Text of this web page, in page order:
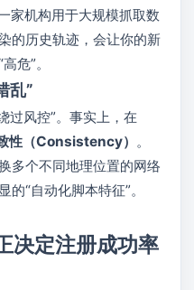
家机构用于大规模抓取数
的历史轨迹，会让你的新
危”。
乱”
过风控”。事实上，在
性（Consistency） 。
多个不同地理位置的网络
“自动化脚本特征”。
决定注册成功率